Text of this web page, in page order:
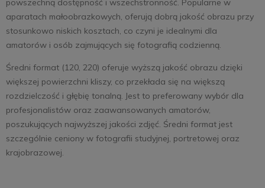
powszechną dostępność i wszechstronność. Popularne w
aparatach małoobrazkowych, oferują dobrą jakość obrazu przy
stosunkowo niskich kosztach, co czyni je idealnymi dla
amatorów i osób zajmujących się fotografią codzienną.
Średni format (120, 220) oferuje wyższą jakość obrazu dzięki
większej powierzchni kliszy, co przekłada się na większą
rozdzielczość i głębię tonalną. Jest to preferowany wybór dla
profesjonalistów oraz zaawansowanych amatorów,
poszukujących najwyższej jakości zdjęć. Średni format jest
szczególnie ceniony w fotografii studyjnej, portretowej oraz
krajobrazowej.